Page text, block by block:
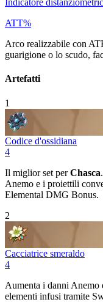
Indicatore
ATT%
Arco realizzabile con
guarigione o lo scudo,
Artefatti
1
Codice d'ossidiana
4
Il miglior set perChasca
Anemo e i proiettili
Elemental DMG Bonus.
2
Cacciatrice smeraldo
4
Aumenta i danni Anemo
elementi infusi tramite